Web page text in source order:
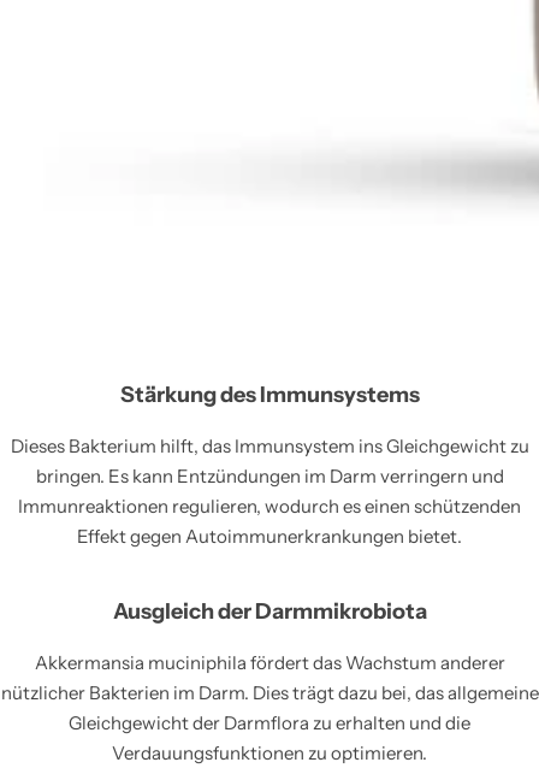
Stärkung des Immunsystems
Dieses Bakterium hilft, das Immunsystem ins Gleichgewicht zu
bringen. Es kann Entzündungen im Darm verringern und
Immunreaktionen regulieren, wodurch es einen schützenden
Effekt gegen Autoimmunerkrankungen bietet.
Ausgleich der Darmmikrobiota
Akkermansia muciniphila fördert das Wachstum anderer
nützlicher Bakterien im Darm. Dies trägt dazu bei, das allgemeine
Gleichgewicht der Darmflora zu erhalten und die
Verdauungsfunktionen zu optimieren.